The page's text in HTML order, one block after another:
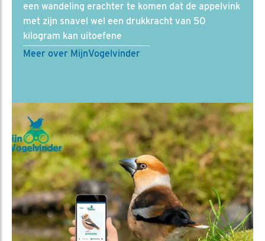
een wandeling erachter te komen dat de appelvink
met zijn snavel wel een drukkracht van 50
kilogram kan uitoefene
Meer over MijnVogelvinder